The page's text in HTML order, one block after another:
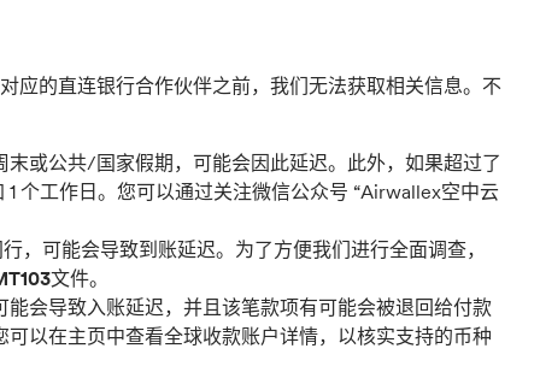
应的直连银行合作伙伴之前，我们无法获取相关信息。不
或公共/国家假期，可能会因此延迟。此外，如果超过了
个工作日。您可以通过关注微信公众号 “Airwallex空中云
，可能会导致到账延迟。为了方便我们进行全面调查，
文件。
会导致入账延迟，并且该笔款项有可能会被退回给付款
以在主页中查看全球收款账户详情，以核实支持的币种